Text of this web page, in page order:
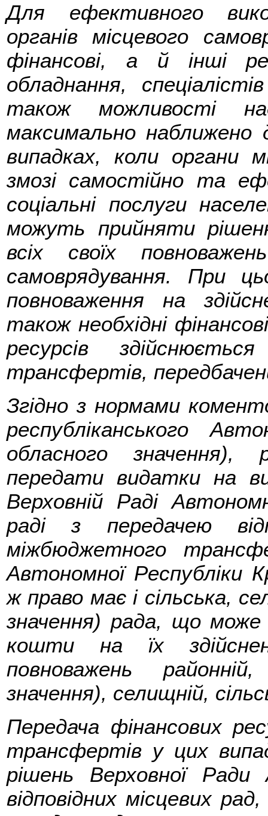
Для ефективного
органів місцевого
фінансові, а й інші
обладнання,
також можливості
максимально наближено
випадках, коли органи
змозі самостійно та
соціальні послуги
можуть прийняти
всіх своїх
самоврядування. При
повноваження на
також необхідні
ресурсів
трансфертів,
Згідно з нормами
республіканського
обласного
передати видатки на
Верховній Раді
раді з передачею
міжбюджетного
Автономної Республіки
ж право має і сільська,
значення) рада, що
кошти на їх
повноважень
значення), селищній,
Передача фінансових
трансфертів у цих
рішень Верховної Ради
відповідних місцевих